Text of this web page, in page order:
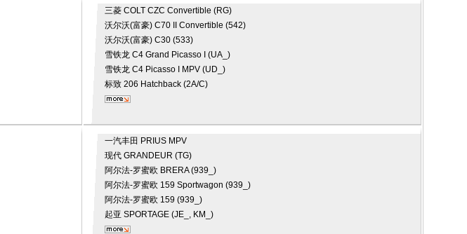
三菱 COLT CZC Convertible (RG)
沃尔沃(富豪) C70 II Convertible (542)
沃尔沃(富豪) C30 (533)
雪铁龙 C4 Grand Picasso I (UA_)
雪铁龙 C4 Picasso I MPV (UD_)
标致 206 Hatchback (2A/C)
一汽丰田 PRIUS MPV
现代 GRANDEUR (TG)
阿尔法-罗蜜欧 BRERA (939_)
阿尔法-罗蜜欧 159 Sportwagon (939_)
阿尔法-罗蜜欧 159 (939_)
起亚 SPORTAGE (JE_, KM_)